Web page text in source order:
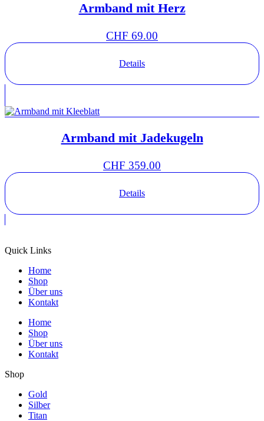
Armband mit Herz
CHF 69.00
Details
Armband mit Jadekugeln
CHF 359.00
Details
Quick Links
Home
Shop
Über uns
Kontakt
Home
Shop
Über uns
Kontakt
Shop
Gold
Silber
Titan